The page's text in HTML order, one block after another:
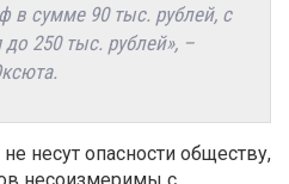
сумме 90 тыс. рублей, с
до 250 тыс. рублей», –
несут опасности обществу,